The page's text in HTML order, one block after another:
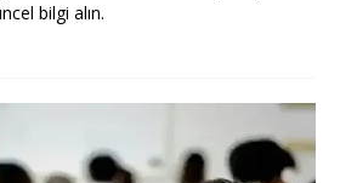
bilgi alın.